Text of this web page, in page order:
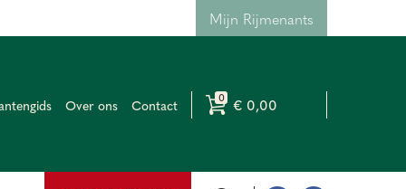
Mijn Rijmenants
Over ons Contact € 0,00